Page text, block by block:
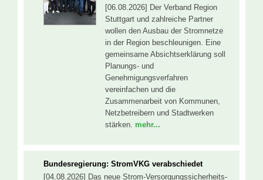
[06.08.2026] Der Verband Region
Stuttgart und zahlreiche Partner
wollen den Ausbau der Stromnetze
in der Region beschleunigen. Eine
gemeinsame Absichtserklärung soll
Planungs- und
Genehmigungsverfahren
vereinfachen und die
Zusammenarbeit von Kommunen,
Netzbetreibern und Stadtwerken
stärken. mehr...
Bundesregierung: StromVKG verabschiedet
[04.08.2026] Das neue Strom-Versorgungssicherheits-